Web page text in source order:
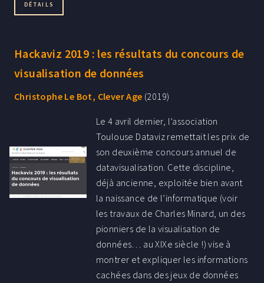
DÉTAILS
Hackaviz 2019 : les résultats du concours de
visualisation de données
Christophe Le Bot, Clever Age (2019)
Le 4 avril dernier, l’association
Toulouse Dataviz remettait les prix de
son deuxième concours annuel de
datavisualisation. Cette discipline,
déjà ancienne, exploitée bien avant
la naissance de l’informatique (voir
les travaux de Charles Minard, un des
pionniers de la visualisation de
données… au XIXe siècle !) vise à
montrer et expliquer les informations
cachées dans des jeux de données